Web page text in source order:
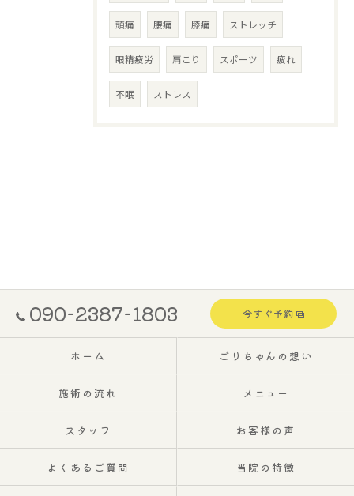
頭痛 腰痛 膝痛 ストレッチ
眼精疲労 肩こり スポーツ 疲れ
不眠 ストレス
090-2387-1803 今すぐ予約
ホーム ごりちゃんの想い
施術の流れ メニュー
スタッフ お客様の声
よくあるご質問 当院の特徴